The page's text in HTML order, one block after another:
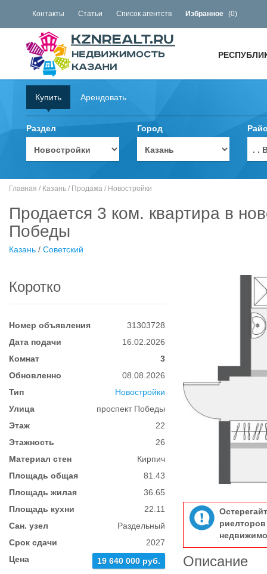
Контакты Статьи Список агентств Избранное (0)
Купить Арендовать
Раздел Город
. .
Главная / Казань / Продажа / Новостройки
Продается 3 ком. квартира в
Победы
Казань / Советский
Коротко
Номер объявления
31303728
Дата подачи
16.02.2026
Комнат
3
Обновленно
08.08.2026
Тип
Новостройки
Улица
проспект Победы
Этаж
22
Этажность
26
Материал стен
Кирпич
Площадь общая
81.43
Площадь жилая
36.65
Площадь кухни
22.11
Сан. узел
Раздельный
Срок сдачи
2027
Цена
19 640 000 руб.
Описание